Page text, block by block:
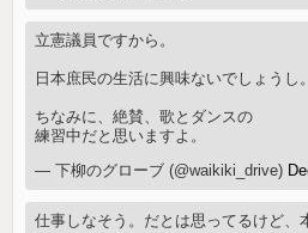
立憲議員ですから。
日本庶民の生活に興味ないでしょうし。
ちなみに、絶賛、歌とダンスの
練習中だと思いますよ。
— 下柳のグローブ (@waikiki_drive)
仕事しなそう。だとは思ってるけど、